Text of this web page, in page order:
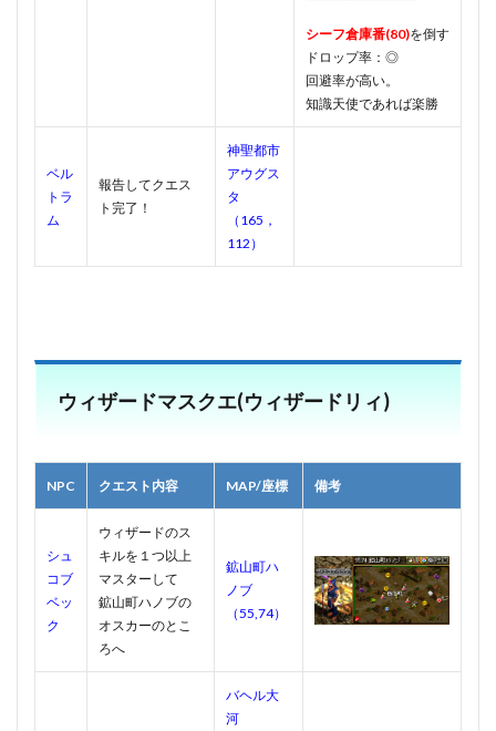
シーフ倉庫番(80)を倒す
ドロップ率：◎
回避率が高い。
知識天使であれば楽勝
ベル
トラ
ム
報告してクエス
ト完了！
神聖都市
アウグス
タ
（165，
112）
ウィザードマスクエ(ウィザードリィ)
NPC クエスト内容 MAP/座標 備考
シュ
コブ
ベッ
ク
ウィザードのス
キルを１つ以上
マスターして
鉱山町ハノブの
オスカーのとこ
ろへ
鉱山町ハ
ノブ
（55,74）
バヘル大
河